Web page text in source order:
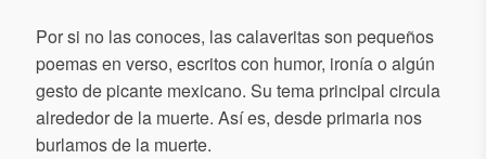
Por si no las conoces, las calaveritas son pequeños
poemas en verso, escritos con humor, ironía o algún
gesto de picante mexicano. Su tema principal circula
alrededor de la muerte. Así es, desde primaria nos
burlamos de la muerte.